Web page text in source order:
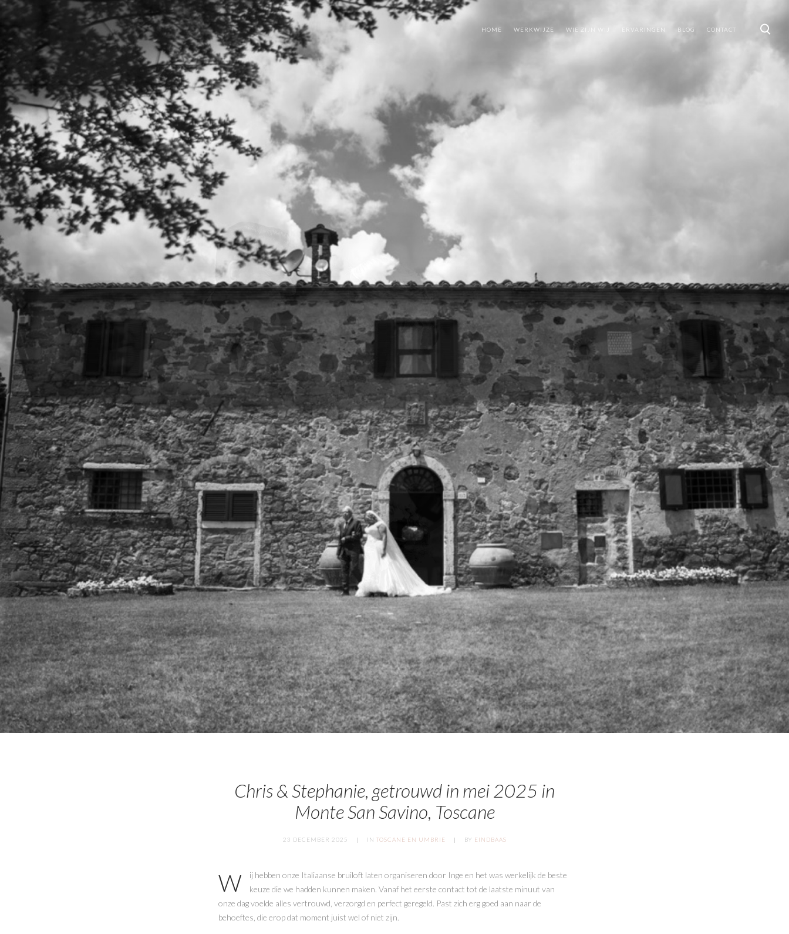
HOME WERKWIJZE WIE ZIJN WIJ ERVARINGEN BLOG CONTACT
Chris & Stephanie, getrouwd in mei 2025 in
Monte San Savino, Toscane
23 DECEMBER 2025 IN TOSCANE EN UMBRIE BY EINDBAAS
Wij hebben onze Italiaanse bruiloft laten organiseren door Inge en het was werkelijk de beste
keuze die we hadden kunnen maken. Vanaf het eerste contact tot de laatste minuut van
onze dag voelde alles vertrouwd, verzorgd en perfect geregeld. Past zich erg goed aan naar de
behoeftes, die erop dat moment juist wel of niet zijn.